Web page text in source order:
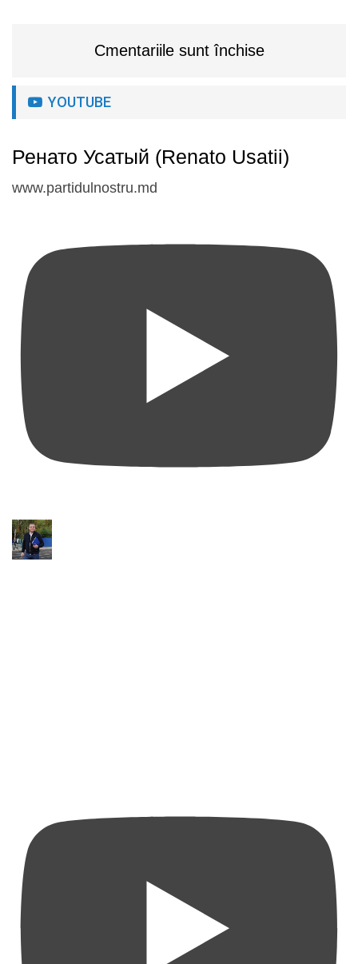
Cmentariile sunt închise
YOUTUBE
Ренато Усатый (Renato Usatii)
www.partidulnostru.md